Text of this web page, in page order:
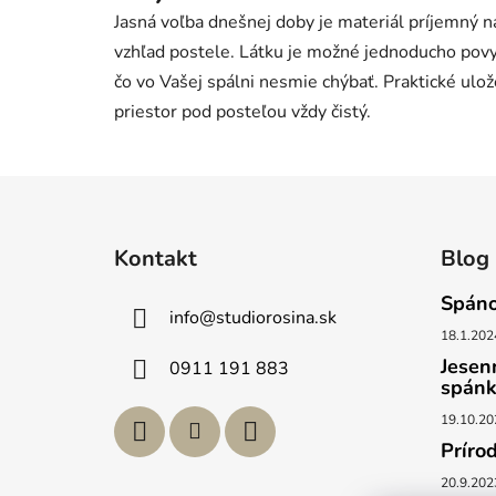
2,4
5
hviezdičiek.
Jasná voľba dnešnej doby je materiál príjemný
vzhľad postele. Látku je možné jednoducho
čo vo Vašej spálni nesmie chýbať. Praktické
priestor pod posteľou vždy čistý.
Kontakt
info@studiorosina.sk
0911 191 883
Blog